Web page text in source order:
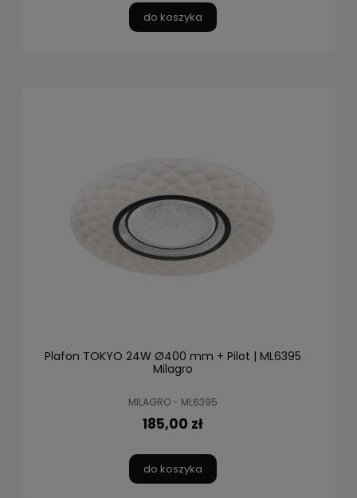
do koszyka
Plafon TOKYO 24W Ø400 mm + Pilot | ML6395
Milagro
MILAGRO - ML6395
185,00 zł
do koszyka